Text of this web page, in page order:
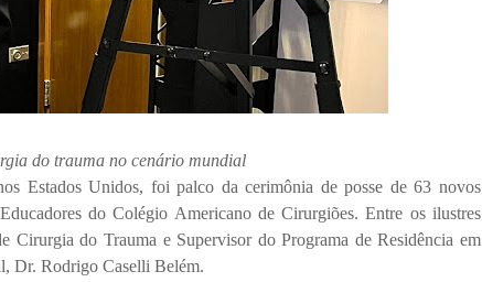
do trauma no cenário mundial
Estados Unidos, foi palco da cerimônia de posse de 63 novos
do Colégio Americano de Cirurgiões. Entre os ilustres
Cirurgia do Trauma e Supervisor do Programa de Residência em
Dr. Rodrigo Caselli Belém.